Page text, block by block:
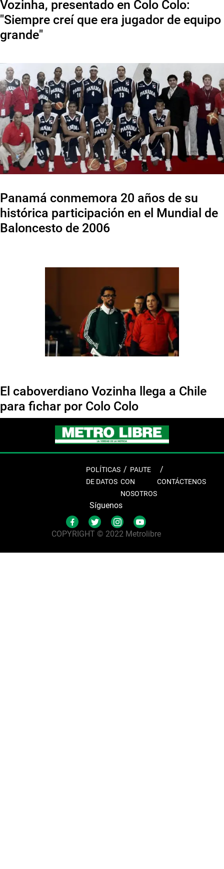
Vozinha, presentado en Colo Colo:
"Siempre creí que era jugador de equipo
grande"
Panamá conmemora 20 años de su
histórica participación en el Mundial de
Baloncesto de 2006
El caboverdiano Vozinha llega a Chile
para fichar por Colo Colo
POLÍTICAS
DE DATOS
PAUTE
CON
NOSOTROS
CONTÁCTENOS
Síguenos
COPYRIGHT © 2022 Metrolibre